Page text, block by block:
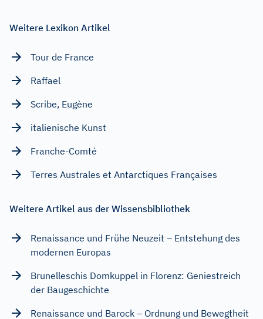
Weitere Lexikon Artikel
Tour de France
Raffael
Scribe, Eugène
italienische Kunst
Franche-Comté
Terres Australes et Antarctiques Françaises
Weitere Artikel aus der Wissensbibliothek
Renaissance und Frühe Neuzeit – Entstehung des
modernen Europas
Brunelleschis Domkuppel in Florenz: Geniestreich
der Baugeschichte
Renaissance und Barock – Ordnung und Bewegtheit